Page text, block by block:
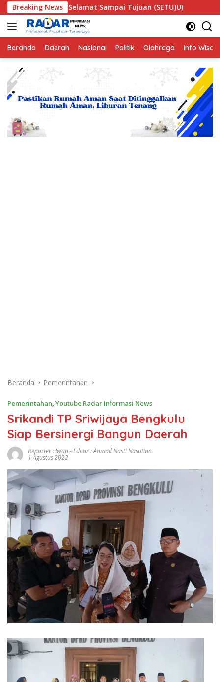
Langsung
ke
konten
Breaking News
Sampai Tujuan (SETUJU) Teror Makhluk
Beranda Daerah Nasional Politik Olahraga Info
Beranda Pemerintahan
Pemerintahan Youtube Radar Informasi News
Srikandi TP Sriwijaya Bengkulu
Siap Bersinergi Bangun Daerah
Reporter : Iwan - Editor : Ahmad Nasti Nasution
1 Agustus 2022